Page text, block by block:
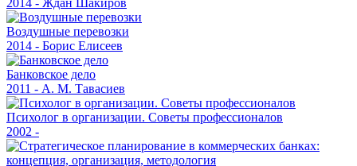
Воздушные перевозки
2014 - Борис Елисеев
Банковское дело
2011 - А. М. Тавасиев
Психолог в организации. Советы профессионалов
2002 -